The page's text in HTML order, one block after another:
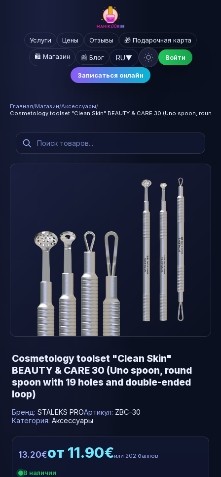
Услуги Цены Отзывы 🎁 Подарочная карта
🛍️ Магазин 📰 Блог RU▼ Войти
Записаться онлайн
Главная/Магазин/Аксессуары/
Cosmetology toolset "Clean Skin" BEAUTY & CARE 30 (Uno spoon, round
Cosmetology toolset "Clean Skin"
BEAUTY & CARE 30 (Uno spoon, round
spoon with 19 holes and double-ended
loop)
Бренд: STALEKS PROАртикул: ZBC-30
Категория: Аксессуары
13.20€от 11.90€или 202 баллов
В наличии